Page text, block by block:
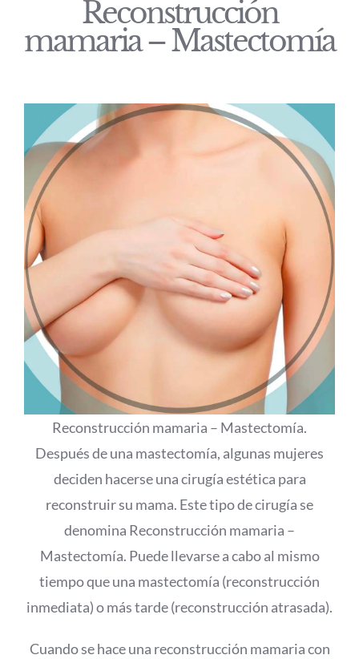
Reconstrucción
mamaria – Mastectomía
Reconstrucción mamaria – Mastectomía.
Después de una mastectomía, algunas mujeres
deciden hacerse una cirugía estética para
reconstruir su mama. Este tipo de cirugía se
denomina Reconstrucción mamaria –
Mastectomía. Puede llevarse a cabo al mismo
tiempo que una mastectomía (reconstrucción
inmediata) o más tarde (reconstrucción atrasada).
Cuando se hace una reconstrucción mamaria con